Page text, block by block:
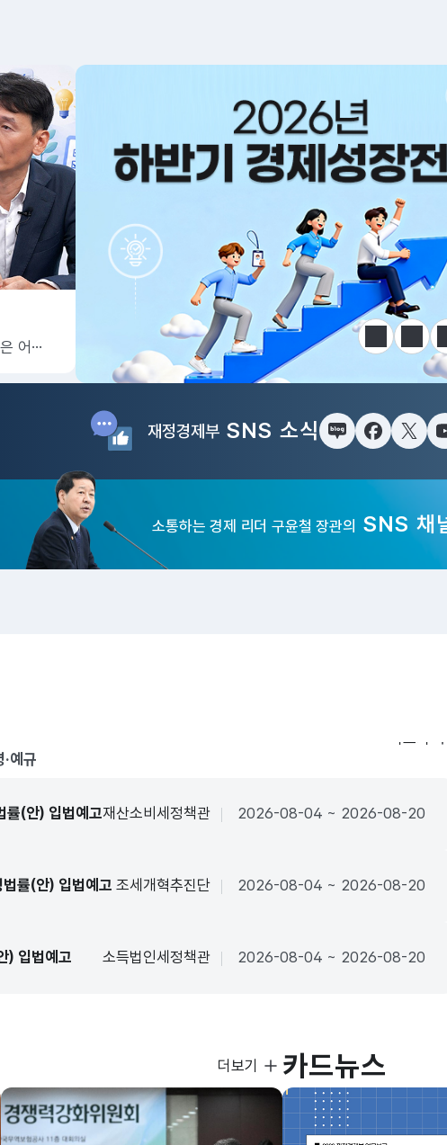
2026 하반기 경제정책 업무보고, 우리 삶은 어떻게 달라질까요? 정지 이전
알림판
전국민 공급망 애로 핫라인 개설
재정경제부 SNS 소식 블로그페이스북
트위
소통하는 경제 리더 구윤철 장관의 SNS 채
률(안) 입법예고재산소비세정책관 2026-08-04 ~ 2026-08-20
법률(안) 입법예고 조세개혁추진단 2026-08-04 ~ 2026-08-20
) 입법예고 소득법인세정책관 2026-08-04 ~ 2026-08-20
더보기
·예규
사진뉴스
더보기 카드뉴스